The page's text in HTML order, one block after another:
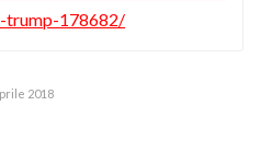
trump-178682/
2018